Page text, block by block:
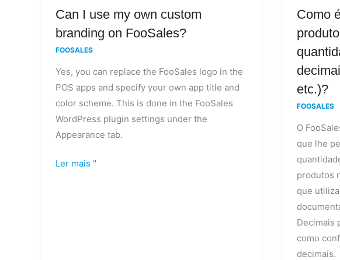
Can I use my own custom
branding on FooSales?
FOOSALES
Yes, you can replace the FooSales logo in the
POS apps and specify your own app title and
color scheme. This is done in the FooSales
WordPress plugin settings under the
Appearance tab.
Can
I
own
custom
branding
on
FooSales?
Ler mais "
Como
etc.)?
FOOSALES
O
que lhe
produtos
que
Decimais
como
decimais.
Como
é
que
configuro
os
produtos
que
são
vendidos
em
de
medida
decimais
peso,